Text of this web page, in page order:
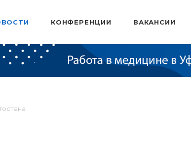
КОНФЕРЕНЦИИ ВАКАНСИИ